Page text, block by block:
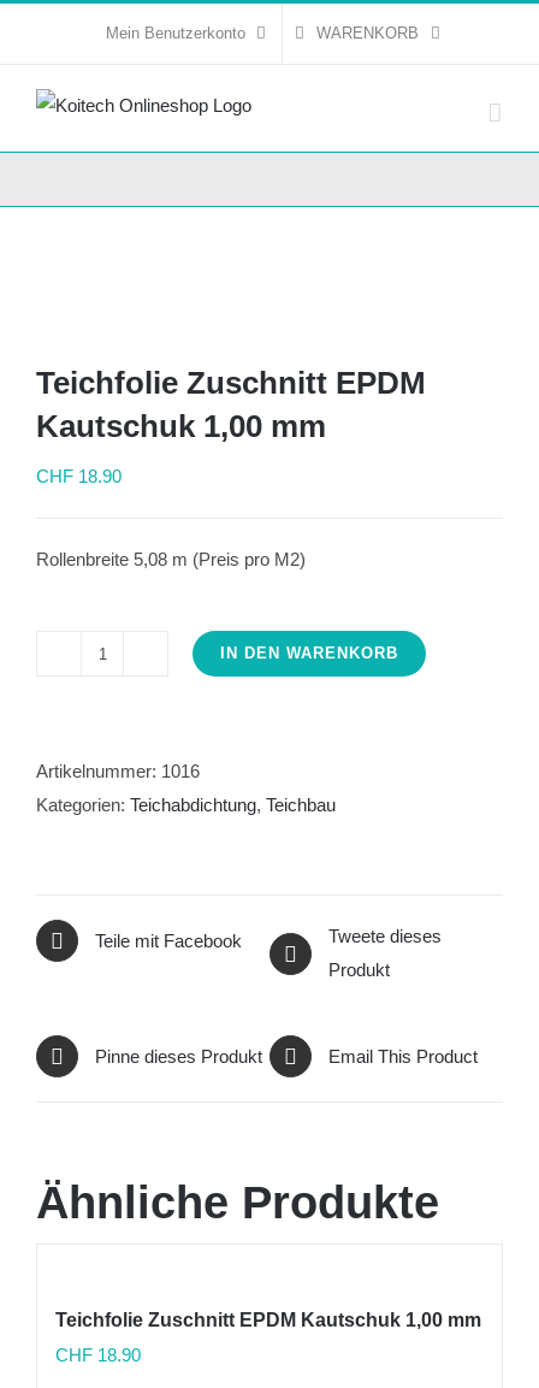
Mein Benutzerkonto WARENKORB
Teichfolie Zuschnitt EPDM
Kautschuk 1,00 mm
CHF 18.90
Rollenbreite 5,08 m (Preis pro M2)
Kautschuk
1,00
IN DEN WARENKORB
Artikelnummer: 1016
Kategorien: Teichabdichtung, Teichbau
Teile mit Facebook
Tweete dieses
Produkt
Pinne dieses Produkt Email This Product
Ähnliche Produkte
Teichfolie Zuschnitt EPDM Kautschuk 1,00 mm
CHF 18.90